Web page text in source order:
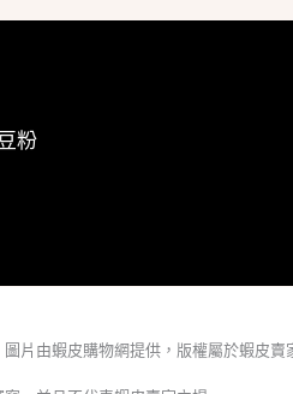
粉
片由蝦皮購物網提供，版權屬於蝦皮賣